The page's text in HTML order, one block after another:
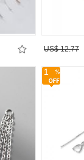
US$ 12.77
1